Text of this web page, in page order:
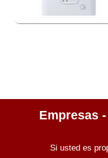
Empresas
Si usted es